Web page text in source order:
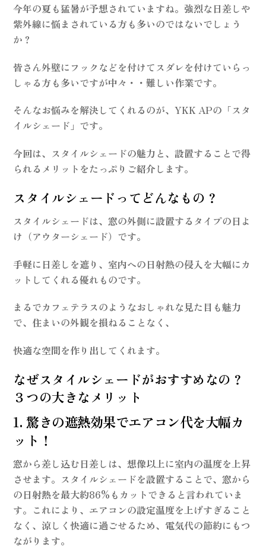
今年の夏も猛暑が予想されていますね。強烈な日差しや
紫外線に悩まされている方も多いのではないでしょう
か？
皆さん外壁にフックなどを付けてスダレを付けていらっ
しゃる方も多いですが中々・・難しい作業です。
そんなお悩みを解決してくれるのが、YKK APの「スタ
イルシェード」です。
今回は、スタイルシェードの魅力と、設置することで得
られるメリットをたっぷりご紹介します。
スタイルシェードってどんなもの？
スタイルシェードは、窓の外側に設置するタイプの日よ
け（アウターシェード）です。
手軽に日差しを遮り、室内への日射熱の侵入を大幅にカ
ットしてくれる優れものです。
まるでカフェテラスのようなおしゃれな見た目も魅力
で、住まいの外観を損ねることなく、
快適な空間を作り出してくれます。
なぜスタイルシェードがおすすめなの？
３つの大きなメリット
1. 驚きの遮熱効果でエアコン代を大幅カ
ット！
窓から差し込む日差しは、想像以上に室内の温度を上昇
させます。スタイルシェードを設置することで、窓から
の日射熱を最大約86%もカットできると言われていま
す。これにより、エアコンの設定温度を上げすぎること
なく、涼しく快適に過ごせるため、 電気代の節約にもつ
ながります。